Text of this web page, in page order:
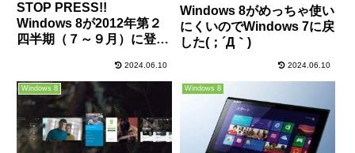
STOP PRESS!!
Windows 8が2012年第２
四半期（７～９月）に登
2024.06.10
Windows 8がめっちゃ使い
にくいのでWindows 7に戻
した(；´Д｀)
2024.06.10
Windows 8 Windows 8